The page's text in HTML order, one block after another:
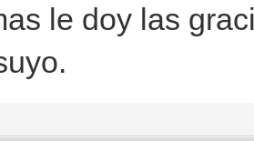
le doy las